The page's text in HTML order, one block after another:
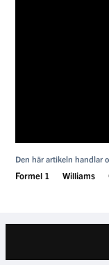
Den här artikeln handlar
Formel 1 Williams